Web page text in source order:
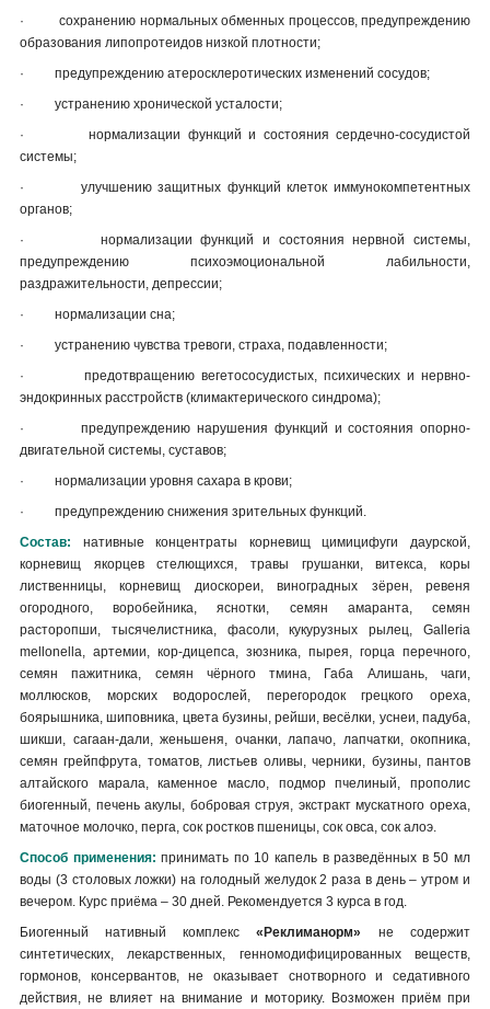
·
сохранению нормальных обменных процессов, предупреждению
образования липопротеидов низкой плотности;
·
предупреждению атеросклеротических изменений сосудов;
·
устранению хронической усталости;
·
нормализации функций и состояния сердечно-сосудистой
системы;
·
улучшению защитных функций клеток иммунокомпетентных
органов;
·
нормализации функций и состояния нервной системы,
предупреждению психоэмоциональной лабильности,
раздражительности, депрессии;
·
нормализации сна;
·
устранению чувства тревоги, страха, подавленности;
·
предотвращению вегетососудистых, психических и нервно-
эндокринных расстройств (климактерического синдрома);
·
предупреждению нарушения функций и состояния опорно-
двигательной системы, суставов;
·
нормализации уровня сахара в крови;
·
предупреждению снижения зрительных функций.
Состав:
нативные концентраты корневищ цимицифуги даурской,
корневищ якорцев стелющихся, травы грушанки, витекса, коры
лиственницы, корневищ диоскореи, виноградных зёрен, ревеня
огородного, воробейника, яснотки, семян амаранта, семян
расторопши, тысячелистника, фасоли, кукурузных рылец, Galleria
mellonella, артемии, кор-дицепса, зюзника, пырея, горца перечного,
семян пажитника, семян чёрного тмина, Габа Алишань, чаги,
моллюсков, морских водорослей, перегородок грецкого ореха,
боярышника, шиповника, цвета бузины, рейши, весёлки, уснеи, падуба,
шикши, сагаан-дали, женьшеня, очанки, лапачо, лапчатки, окопника,
семян грейпфрута, томатов, листьев оливы, черники, бузины, пантов
алтайского марала, каменное масло, подмор пчелиный, прополис
биогенный, печень акулы, бобровая струя, экстракт мускатного ореха,
маточное молочко, перга, сок ростков пшеницы, сок овса, сок алоэ.
Способ применения: принимать по 10 капель в разведённых в 50 мл
воды (3 столовых ложки) на голодный желудок 2 раза в день – утром и
вечером. Курс приёма – 30 дней. Рекомендуется 3 курса в год.
Биогенный нативный комплекс
«Реклиманорм»
не содержит
синтетических, лекарственных, генномодифицированных веществ,
гормонов, консервантов, не оказывает снотворного и седативного
действия, не влияет на внимание и моторику. Возможен приём при